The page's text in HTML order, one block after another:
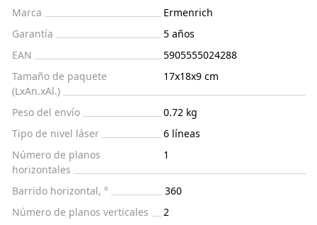
Marca
Ermenrich
Garantía
5 años
EAN
5905555024288
Tamaño de paquete
(LxAn.xAl.)
17x18x9 cm
Peso del envío
0.72 kg
Tipo de nivel láser
6 líneas
Número de planos
horizontales
1
Barrido horizontal, °
360
Número de planos verticales
2